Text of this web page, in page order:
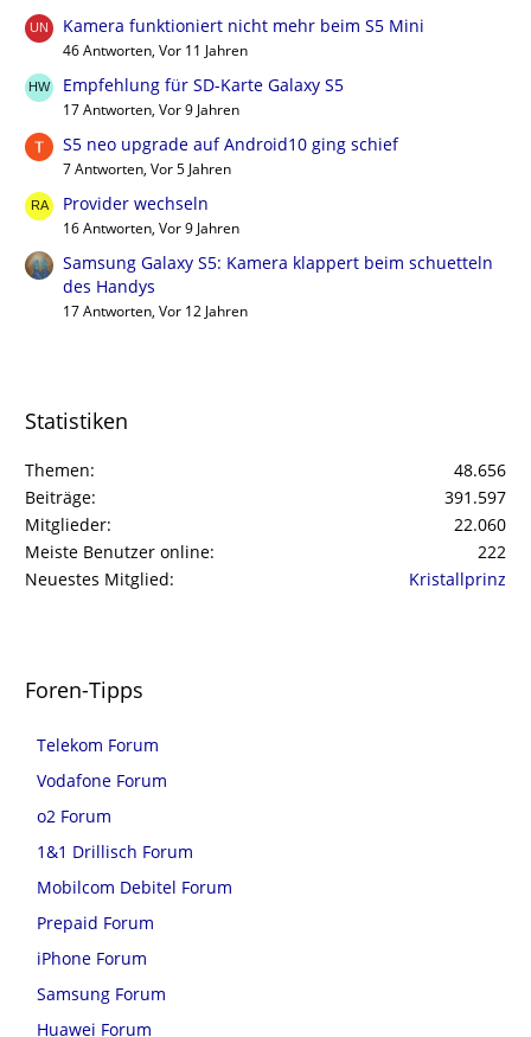
Kamera funktioniert nicht mehr beim S5 Mini
46 Antworten, Vor 11 Jahren
Empfehlung für SD-Karte Galaxy S5
17 Antworten, Vor 9 Jahren
S5 neo upgrade auf Android10 ging schief
7 Antworten, Vor 5 Jahren
Provider wechseln
16 Antworten, Vor 9 Jahren
Samsung Galaxy S5: Kamera klappert beim schuetteln
des Handys
17 Antworten, Vor 12 Jahren
Statistiken
Themen
48.656
Beiträge
391.597
Mitglieder
22.060
Meiste Benutzer online
222
Neuestes Mitglied
Kristallprinz
Foren-Tipps
Telekom Forum
Vodafone Forum
o2 Forum
1&1 Drillisch Forum
Mobilcom Debitel Forum
Prepaid Forum
iPhone Forum
Samsung Forum
Huawei Forum